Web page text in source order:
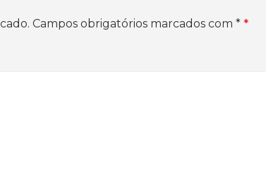
Campos obrigatórios marcados com *